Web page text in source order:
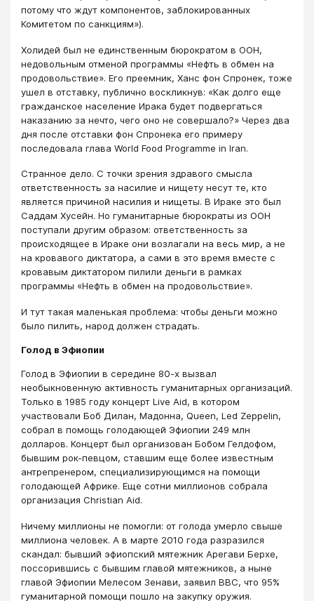
потому что ждут компонентов, заблокированных
Комитетом по санкциям»).
Холидей был не единственным бюрократом в ООН,
недовольным отменой программы «Нефть в обмен на
продовольствие». Его преемник, Ханс фон Спронек, тоже
ушел в отставку, публично воскликнув: «Как долго еще
гражданское население Ирака будет подвергаться
наказанию за нечто, чего оно не совершало?» Через два
дня после отставки фон Спронека его примеру
последовала глава World Food Programmе in Iran.
Странное дело. С точки зрения здравого смысла
ответственность за насилие и нищету несут те, кто
является причиной насилия и нищеты. В Ираке это был
Саддам Хусейн. Но гуманитарные бюрократы из ООН
поступали другим образом: ответственность за
происходящее в Ираке они возлагали на весь мир, а не
на кровавого диктатора, а сами в это время вместе с
кровавым диктатором пилили деньги в рамках
программы «Нефть в обмен на продовольствие».
И тут такая маленькая проблема: чтобы деньги можно
было пилить, народ должен страдать.
Голод в Эфиопии
Голод в Эфиопии в середине 80-х вызвал
необыкновенную активность гуманитарных организаций.
Только в 1985 году концерт Live Aid, в котором
участвовали Боб Дилан, Мадонна, Queen, Led Zeppelin,
собрал в помощь голодающей Эфиопии 249 млн
долларов. Концерт был организован Бобом Гелдофом,
бывшим рок-певцом, ставшим еще более известным
антрепренером, специализирующимся на помощи
голодающей Африке. Еще сотни миллионов собрала
организация Christian Aid.
Ничему миллионы не помогли: от голода умерло свыше
миллиона человек. А в марте 2010 года разразился
скандал: бывший эфиопский мятежник Арегави Берхе,
поссорившись с бывшим главой мятежников, а ныне
главой Эфиопии Мелесом Зенави, заявил BBC, что 95%
гуманитарной помощи пошло на закупку оружия.